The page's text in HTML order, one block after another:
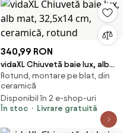
340,99 RON
vidaXL Chiuvetă baie lux, alb
mat, 32,5x14 cm, ceramică,
rotund
Rotund, montare pe blat, din
ceramică
Disponibil în 2 e-shop-uri
În stoc
Livrare gratuită